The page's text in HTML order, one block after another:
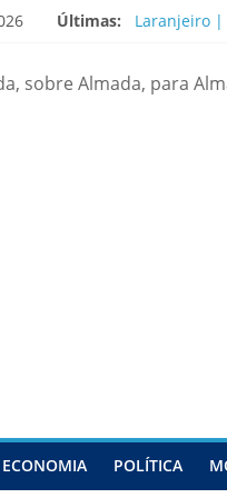
Últimas:
Laranjeiro |
Costa da
APA diz
sobre Almada, para
ECONOMIA POLÍTICA